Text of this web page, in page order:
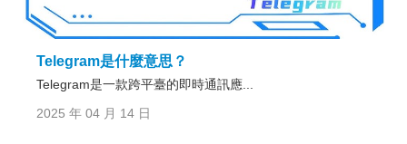
Telegram是什麼意思？
Telegram是一款跨平臺的即時通訊應...
2025 年 04 月 14 日